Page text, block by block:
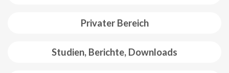
Privater Bereich
Studien, Berichte, Downloads